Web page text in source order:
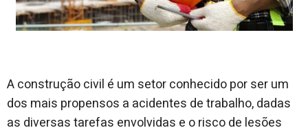
A construção civil é um setor conhecido por ser um
dos mais propensos a acidentes de trabalho, dadas
as diversas tarefas envolvidas e o risco de lesões